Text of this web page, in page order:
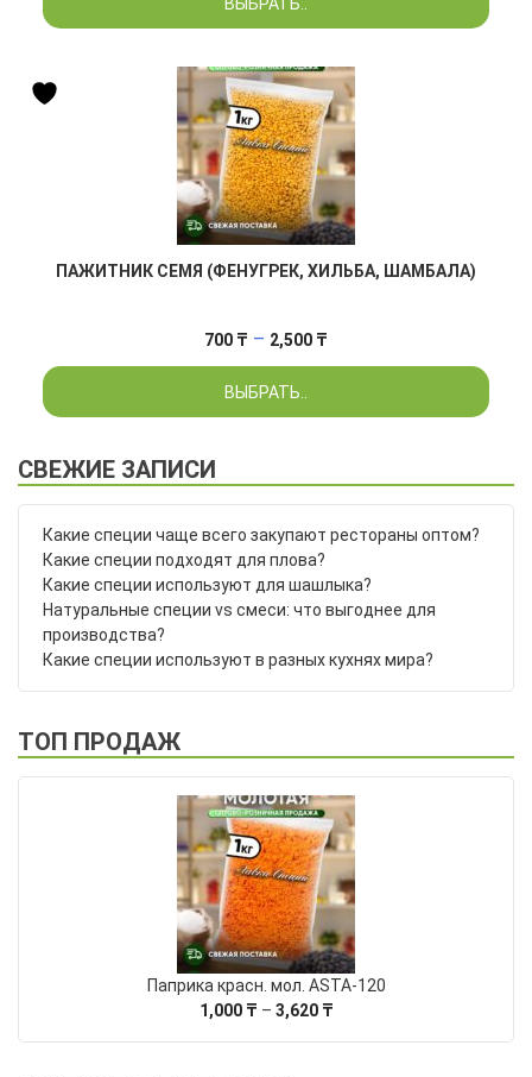
–
7,650 ₸
ПАЖИТНИК СЕМЯ (ФЕНУГРЕК, ХИЛЬБА, ШАМБАЛА)
700 ₸ – 2,500 ₸
цен:
–
ВЫБРАТЬ..
СВЕЖИЕ ЗАПИСИ
Какие специи чаще всего закупают рестораны оптом?
Какие специи подходят для плова?
Какие специи используют для шашлыка?
Натуральные специи vs смеси: что выгоднее для
производства?
Какие специи используют в разных кухнях мира?
ТОП ПРОДАЖ
Паприка красн. мол. ASTA-120
1,000 ₸ – 3,620 ₸Диапазон